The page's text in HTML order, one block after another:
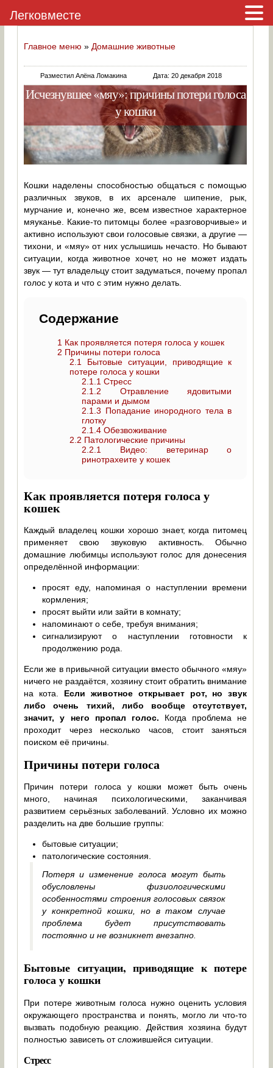
Главное меню » Домашние животные
Разместил Алёна Ломакина Дата: 20 декабря 2018
Исчезнувшее «мяу»: причины потери голоса
у кошки
Кошки наделены способностью общаться с помощью
различных звуков, в их арсенале шипение, рык,
мурчание и, конечно же, всем известное характерное
мяуканье. Какие-то питомцы более «разговорчивые» и
активно используют свои голосовые связки, а другие —
тихони, и «мяу» от них услышишь нечасто. Но бывают
ситуации, когда животное хочет, но не может издать
звук — тут владельцу стоит задуматься, почему пропал
голос у кота и что с этим нужно делать.
Содержание
1 Как проявляется потеря голоса у кошек
2 Причины потери голоса
2.1
Бытовые ситуации, приводящие к
потере голоса у кошки
2.1.1 Стресс
2.1.2 Отравление ядовитыми
парами и дымом
2.1.3 Попадание инородного тела в
глотку
2.1.4 Обезвоживание
2.2 Патологические причины
2.2.1
Видео: ветеринар о
ринотрахеите у кошек
Как проявляется потеря голоса у
кошек
Каждый владелец кошки хорошо знает, когда питомец
применяет свою звуковую активность. Обычно
домашние любимцы используют голос для донесения
определённой информации:
просят еду, напоминая о наступлении времени
кормления;
просят выйти или зайти в комнату;
напоминают о себе, требуя внимания;
сигнализируют о наступлении готовности к
продолжению рода.
Если же в привычной ситуации вместо обычного «мяу»
ничего не раздаётся, хозяину стоит обратить внимание
на кота. Если животное открывает рот, но звук
либо очень тихий, либо вообще отсутствует,
значит, у него пропал голос. Когда проблема не
проходит через несколько часов, стоит заняться
поиском её причины.
Причины потери голоса
Причин потери голоса у кошки может быть очень
много, начиная психологическими, заканчивая
развитием серьёзных заболеваний. Условно их можно
разделить на две большие группы:
бытовые ситуации;
патологические состояния.
Потеря и изменение голоса могут быть
обусловлены физиологическими
особенностями строения голосовых связок
у конкретной кошки, но в таком случае
проблема будет присутствовать
постоянно и не возникнет внезапно.
Бытовые ситуации, приводящие к потере
голоса у кошки
При потере животным голоса нужно оценить условия
окружающего пространства и понять, могло ли что-то
вызвать подобную реакцию. Действия хозяина будут
полностью зависеть от сложившейся ситуации.
Стресс
Легковместе